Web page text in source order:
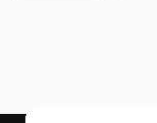
Video's